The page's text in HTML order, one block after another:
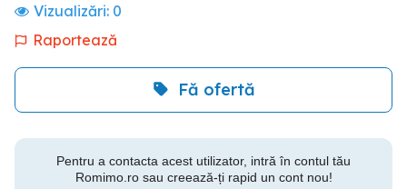
Vizualizări: 0
Raportează
Fă ofertă
Pentru a contacta acest utilizator, intră în contul tău
Romimo.ro sau creează-ți rapid un cont nou!